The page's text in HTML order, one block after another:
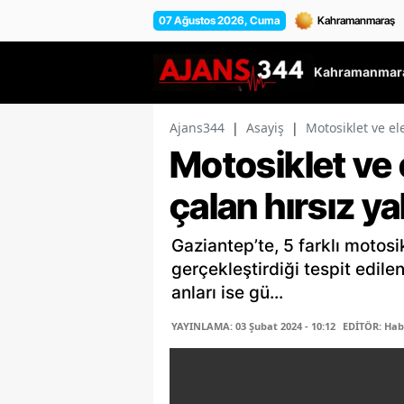
07 Ağustos 2026, Cuma
Ajans344 | Asayiş | Motosiklet ve
Motosiklet
çalan hırsız
Gaziantep’te, 5 farklı
gerçekleştirdiği tespit edilen
anları ise gü...
YAYINLAMA: 03 Şubat 2024 - 10:12 EDİTÖR: